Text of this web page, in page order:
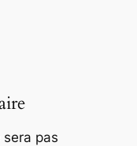
pas